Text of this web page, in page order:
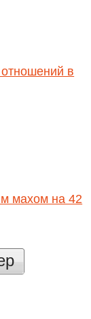
в
махом на 42